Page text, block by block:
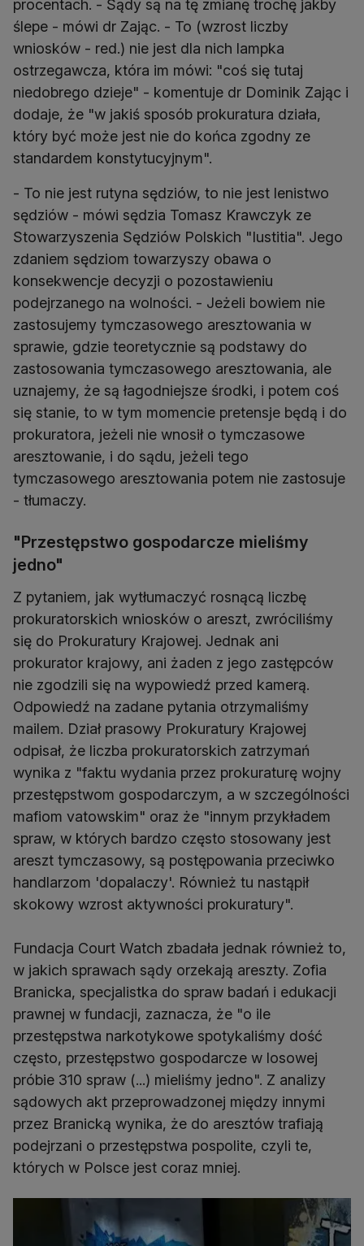
procentach. - Sądy są na tę zmianę trochę jakby
ślepe - mówi dr Zając. - To (wzrost liczby
wniosków - red.) nie jest dla nich lampka
ostrzegawcza, która im mówi: "coś się tutaj
niedobrego dzieje" - komentuje dr Dominik Zając i
dodaje, że "w jakiś sposób prokuratura działa,
który być może jest nie do końca zgodny ze
standardem konstytucyjnym".
- To nie jest rutyna sędziów, to nie jest lenistwo
sędziów - mówi sędzia Tomasz Krawczyk ze
Stowarzyszenia Sędziów Polskich "Iustitia". Jego
zdaniem sędziom towarzyszy obawa o
konsekwencje decyzji o pozostawieniu
podejrzanego na wolności. - Jeżeli bowiem nie
zastosujemy tymczasowego aresztowania w
sprawie, gdzie teoretycznie są podstawy do
zastosowania tymczasowego aresztowania, ale
uznajemy, że są łagodniejsze środki, i potem coś
się stanie, to w tym momencie pretensje będą i do
prokuratora, jeżeli nie wnosił o tymczasowe
aresztowanie, i do sądu, jeżeli tego
tymczasowego aresztowania potem nie zastosuje
- tłumaczy.
"Przestępstwo gospodarcze mieliśmy
jedno"
Z pytaniem, jak wytłumaczyć rosnącą liczbę
prokuratorskich wniosków o areszt, zwróciliśmy
się do Prokuratury Krajowej. Jednak ani
prokurator krajowy, ani żaden z jego zastępców
nie zgodzili się na wypowiedź przed kamerą.
Odpowiedź na zadane pytania otrzymaliśmy
mailem. Dział prasowy Prokuratury Krajowej
odpisał, że liczba prokuratorskich zatrzymań
wynika z "faktu wydania przez prokuraturę wojny
przestępstwom gospodarczym, a w szczególności
mafiom vatowskim" oraz że "innym przykładem
spraw, w których bardzo często stosowany jest
areszt tymczasowy, są postępowania przeciwko
handlarzom 'dopalaczy'. Również tu nastąpił
skokowy wzrost aktywności prokuratury".
Fundacja Court Watch zbadała jednak również to,
w jakich sprawach sądy orzekają areszty. Zofia
Branicka, specjalistka do spraw badań i edukacji
prawnej w fundacji, zaznacza, że "o ile
przestępstwa narkotykowe spotykaliśmy dość
często, przestępstwo gospodarcze w losowej
próbie 310 spraw (...) mieliśmy jedno". Z analizy
sądowych akt przeprowadzonej między innymi
przez Branicką wynika, że do aresztów trafiają
podejrzani o przestępstwa pospolite, czyli te,
których w Polsce jest coraz mniej.